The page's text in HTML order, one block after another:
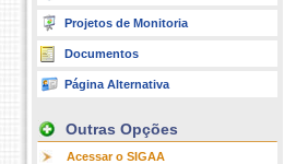
Projetos de Monitoria
Documentos
Página Alternativa
Outras Opções
Acessar o SIGAA